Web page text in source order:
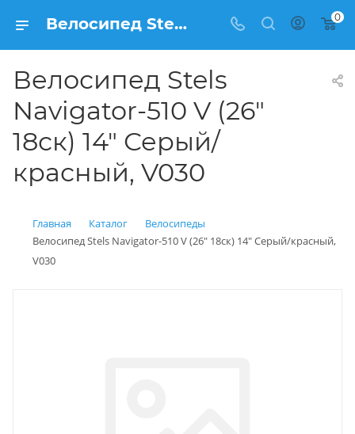
Велосипед Stels Navigator-510 V (26" 18ск) 14" Серый/красный, V030 купить: цена 12 650 рублей в Балашихе | Интернет магазин Вело150 0
Велосипед Stels
Navigator-510 V (26"
18ск) 14" Серый/
красный, V030
Главная Каталог
Велосипеды
Велосипед Stels Navigator-510 V (26" 18ск) 14" Серый/красный,
V030